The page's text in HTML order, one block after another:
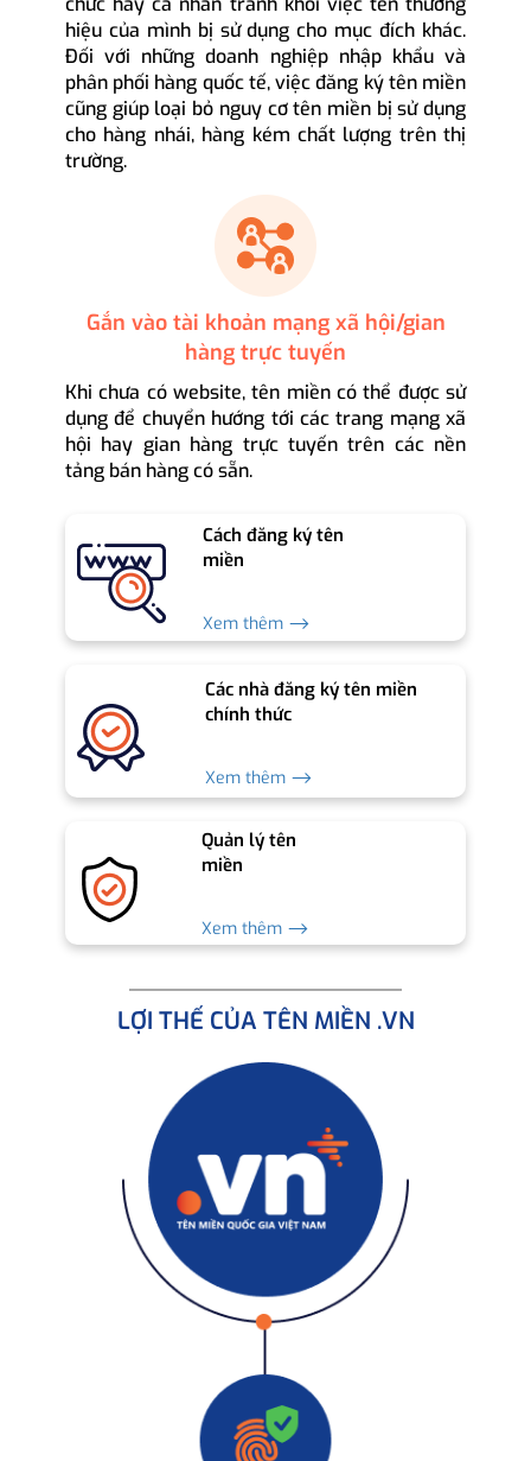
hiệu của mình bị sử dụng cho mục đích khác.
Đối với những doanh nghiệp nhập khẩu và
phân phối hàng quốc tế, việc đăng ký tên miền
cũng giúp loại bỏ nguy cơ tên miền bị sử dụng
cho hàng nhái, hàng kém chất lượng trên thị
trường.
Gắn vào tài khoản mạng xã hội/gian
hàng trực tuyến
Khi chưa có website, tên miền có thể được sử
dụng để chuyển hướng tới các trang mạng xã
hội hay gian hàng trực tuyến trên các nền
tảng bán hàng có sẵn.
Cách đăng ký tên
miền
Xem thêm ⟶
Các nhà đăng ký tên miền
chính thức
Xem thêm ⟶
Quản lý tên
miền
Xem thêm ⟶
LỢI THẾ CỦA TÊN MIỀN .VN